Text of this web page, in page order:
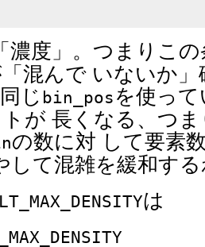
濃度」。つまりこ
混んで いないか
じ bin_pos を使っ
が 長くなる、つ
の数に対 して要素
して混雑を緩和す
は